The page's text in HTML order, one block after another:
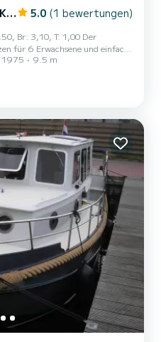
Eista werf Doerak 950 OKAK 5.0 (1 bewertungen)
für 6 Erwachsene und einfach
Führerschein erforderlich.
und 1 Kühlschrank im Salon. 2
Bug, ein Doppelbett und im
1975
9.5 m